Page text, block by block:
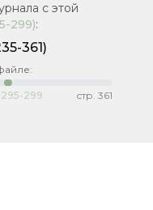
с этой
299):
361)
295-299 стр. 361